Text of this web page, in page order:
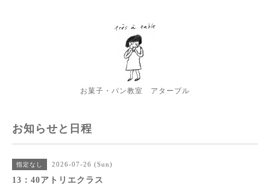
お菓子・パン教室 アターブル
お知らせと日程
指定なし 2026-07-26 (Sun)
13：40アトリエクラス